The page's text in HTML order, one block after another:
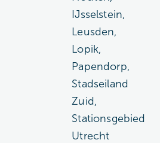
IJsselstein,
Leusden,
Lopik,
Papendorp,
Stadseiland
Zuid,
Stationsgebied
Utrecht